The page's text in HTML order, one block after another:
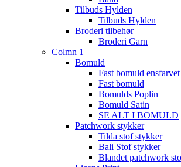
Tilbuds Hylden
Tilbuds Hylden
Broderi tilbehør
Broderi Garn
Colmn 1
Bomuld
Fast bomuld ensfarvet
Fast bomuld
Bomulds Poplin
Bomuld Satin
SE ALT I BOMULD
Patchwork stykker
Tilda stof stykker
Bali Stof stykker
Blandet patchwork